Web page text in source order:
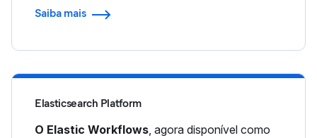
Saiba mais
Elasticsearch Platform
O Elastic Workflows, agora disponível como